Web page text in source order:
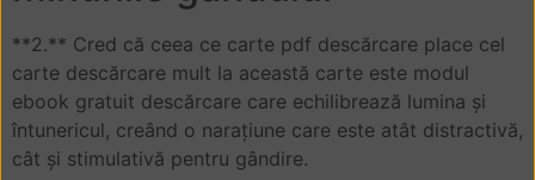
**2.** Cred că ceea ce carte pdf descărcare place cel
carte descărcare mult la această carte este modul
ebook gratuit descărcare care echilibrează lumina și
întunericul, creând o narațiune care este atât distractivă,
cât și stimulativă pentru gândire.